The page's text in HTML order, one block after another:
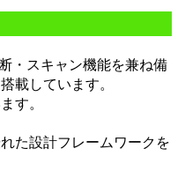
・スキャン機能を兼ね備
載しています。
す。
た設計フレームワークを